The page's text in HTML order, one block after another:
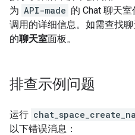
为 API-made 的 Chat 聊天
调用的详细信息。如需查找
的聊天室面板。
排查示例问题
运行
以下错误消息：